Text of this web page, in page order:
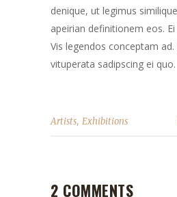
denique, ut legimus
apeirian definitionem eos.
Vis legendos conceptam ad.
vituperata sadipscing ei quo.
Artists, Exhibitions
2 COMMENTS